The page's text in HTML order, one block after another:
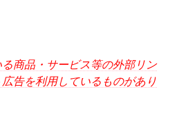
商品・サービス等の外部リン
告を利用しているものがあり